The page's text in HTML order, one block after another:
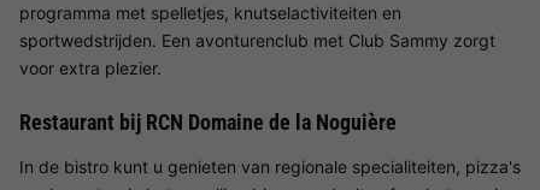
programma met spelletjes, knutselactiviteiten en
sportwedstrijden. Een avonturenclub met Club Sammy zorgt
voor extra plezier.
Restaurant bij RCN Domaine de la Noguière
In de bistro kunt u genieten van regionale specialiteiten, pizza's